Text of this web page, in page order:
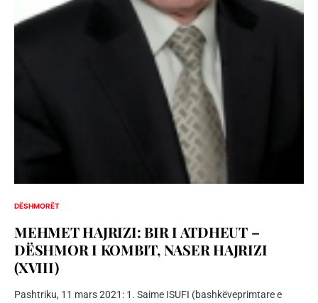
DËSHMORËT
MEHMET HAJRIZI: BIR I ATDHEUT –
DËSHMOR I KOMBIT, NASER HAJRIZI
(XVIII)
Pashtriku, 11 mars 2021: 1. Saime ISUFI (bashkëveprimtare e